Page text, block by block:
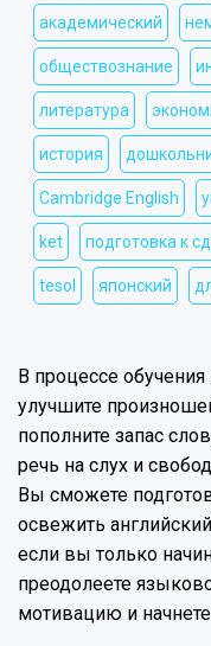
академический
обществознание
литература
история
Cambridge English
ket подготовка к
tesol японский
В процессе обучения
улучшите
пополните запас
речь на слух и
Вы сможете
освежить
если вы только
преодолеете
мотивацию и